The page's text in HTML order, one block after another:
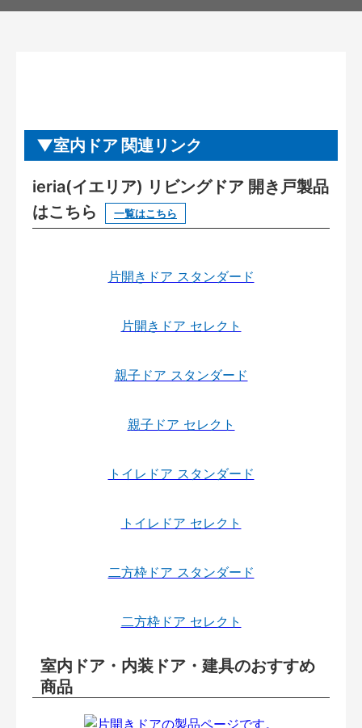
室内ドア 関連リンク
ieria(イエリア) リビングドア 開き戸製品
はこちら
一覧はこちら
片開きドア スタンダード
片開きドア セレクト
親子ドア スタンダード
親子ドア セレクト
トイレドア スタンダード
トイレドア セレクト
二方枠ドア スタンダード
二方枠ドア セレクト
室内ドア・内装ドア・建具のおすすめ
商品